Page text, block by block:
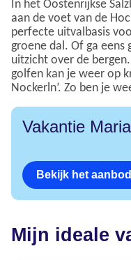
In het Oostenrijkse
aan de voet van de
perfecte uitvalbasis
groene dal. Of ga
uitzicht over de
golfen kan je weer op
Nockerln’. Zo ben je
Vakantie
Bekijk het
Mijn ideale